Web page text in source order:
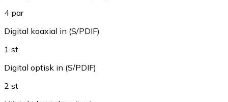
4 par
Digital koaxial in (S/PDIF)
1 st
Digital optisk in (S/PDIF)
2 st